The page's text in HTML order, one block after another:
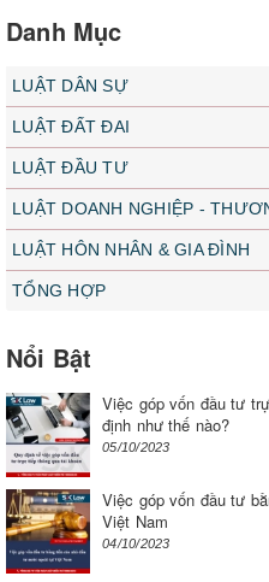
Danh Mục
LUẬT DÂN SỰ
LUẬT ĐẤT ĐAI
LUẬT ĐẦU TƯ
LUẬT DOANH NGHIỆP -
LUẬT HÔN NHÂN & GIA ĐÌNH
TỔNG HỢP
Nổi Bật
Việc góp vốn đầu tư
định như thế nào?
05/10/2023
Việc góp vốn đầu tư
Việt Nam
04/10/2023